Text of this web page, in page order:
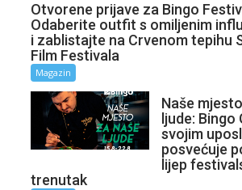
Otvorene prijave za Bingo
Odaberite outfit s omiljenim
i zablistajte na Crvenom tepihu
Film Festivala
Magazin
Naše
ljude: Bingo
svojim
posvećuje
lijep
trenutak